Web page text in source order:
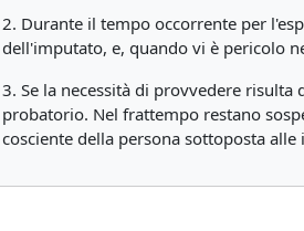
2. Durante il tempo occorrente per
dell'imputato, e, quando vi è pericolo
3. Se la necessità di provvedere
probatorio. Nel frattempo restano
cosciente della persona sottoposta